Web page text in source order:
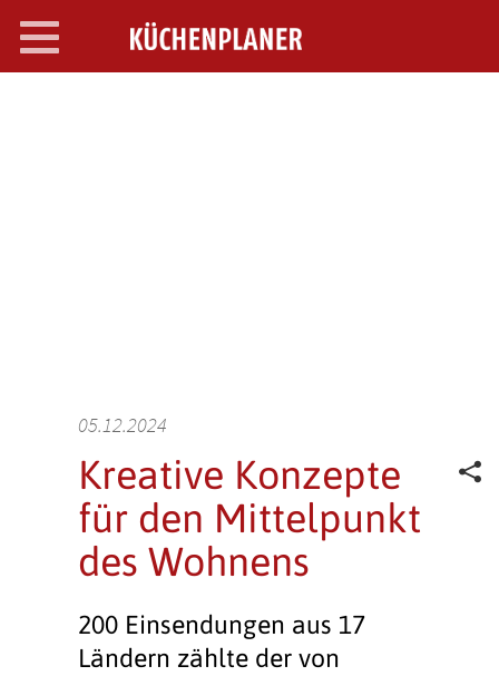
Toggle
navigation
05.12.2024
Kreative Konzepte
für den Mittelpunkt
des Wohnens
200 Einsendungen aus 17
Ländern zählte der von